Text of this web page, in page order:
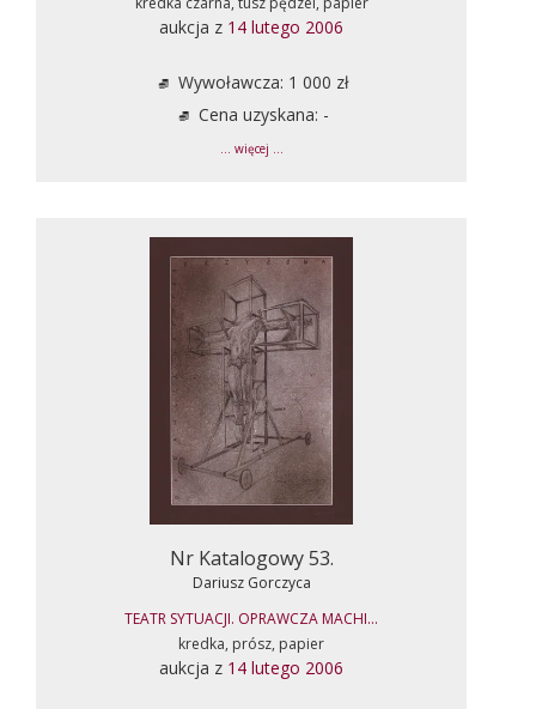
aukcja z 14 lutego 2006
Wywoławcza: 1 000 zł
Cena uzyskana: -
... więcej ...
Nr Katalogowy 53.
Dariusz Gorczyca
TEATR SYTUACJI. OPRAWCZA MACHI...
kredka, prósz, papier
aukcja z 14 lutego 2006